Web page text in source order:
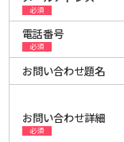
必須
電話番号
必須
お問い合わせ題名
お問い合わせ詳細
必須